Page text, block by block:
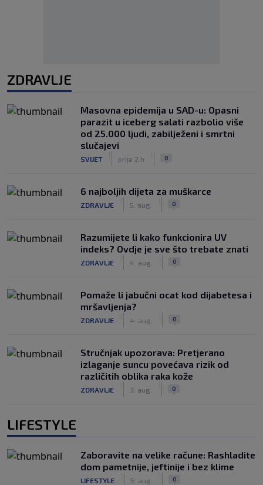
ZDRAVLJE
Masovna epidemija u SAD-u: Opasni
parazit u iceberg salati razbolio više
od 25.000 ljudi, zabilježeni i smrtni
slučajevi
SVIJET prije 2 h 0
6 najboljih dijeta za muškarce
ZDRAVLJE 5. aug. 0
Razumijete li kako funkcionira UV
indeks? Ovdje je sve što trebate znati
ZDRAVLJE 4. aug. 0
Pomaže li jabučni ocat kod dijabetesa i
mršavljenja?
ZDRAVLJE 4. aug. 0
Stručnjak upozorava: Pretjerano
izlaganje suncu povećava rizik od
različitih oblika raka kože
ZDRAVLJE 3. aug. 0
LIFESTYLE
Zaboravite na velike račune: Rashladite
dom pametnije, jeftinije i bez klime
LIFESTYLE 5. aug. 0